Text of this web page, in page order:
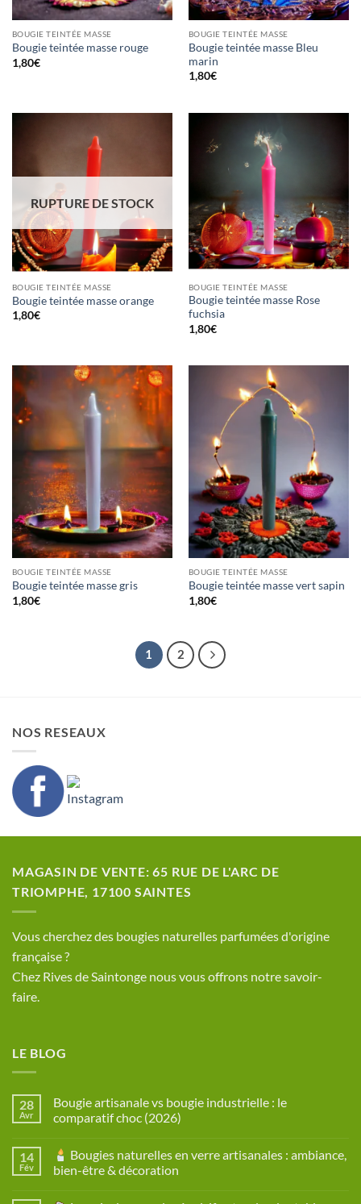
BOUGIE TEINTÉE MASSE
Bougie teintée masse rouge
1,80€
BOUGIE TEINTÉE MASSE
Bougie teintée masse Bleu
marin
1,80€
RUPTURE DE STOCK
BOUGIE TEINTÉE MASSE
Bougie teintée masse orange
1,80€
BOUGIE TEINTÉE MASSE
Bougie teintée masse Rose
fuchsia
1,80€
BOUGIE TEINTÉE MASSE
Bougie teintée masse gris
1,80€
BOUGIE TEINTÉE MASSE
Bougie teintée masse vert sapin
1,80€
1 2
NOS RESEAUX
MAGASIN DE VENTE: 65 RUE DE L'ARC DE
TRIOMPHE, 17100 SAINTES
​Vous cherchez des bougies naturelles parfumées d'origine
française ?
Chez Rives de Saintonge nous vous offrons notre savoir-
faire.
LE BLOG
28
Avr
Bougie artisanale vs bougie industrielle : le
comparatif choc (2026)
sur
Bougie
artisanale
14
Fév
Bougies naturelles en verre artisanales : ambiance,
bien-être & décoration